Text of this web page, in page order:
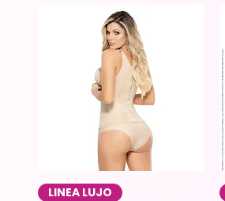
Vista rápida
LINEA LUJO